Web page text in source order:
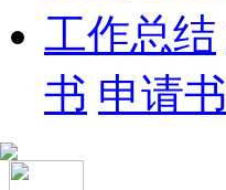
工作总结
书 申请书